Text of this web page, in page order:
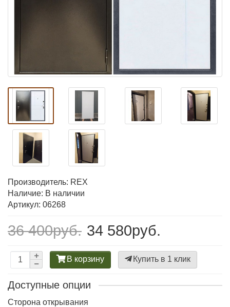
Производитель: REX
Наличие: В наличии
Артикул: 06268
36 400руб. 34 580руб.
В корзину Купить в 1 клик
Доступные опции
Сторона открывания